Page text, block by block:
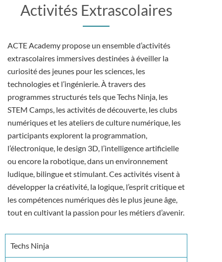
Activités Extrascolaires
ACTE Academy propose un ensemble d’activités
extrascolaires immersives destinées à éveiller la
curiosité des jeunes pour les sciences, les
technologies et l’ingénierie. À travers des
programmes structurés tels que Techs Ninja, les
STEM Camps, les activités de découverte, les clubs
numériques et les ateliers de culture numérique, les
participants explorent la programmation,
l’électronique, le design 3D, l’intelligence artificielle
ou encore la robotique, dans un environnement
ludique, bilingue et stimulant. Ces activités visent à
développer la créativité, la logique, l’esprit critique et
les compétences numériques dès le plus jeune âge,
tout en cultivant la passion pour les métiers d’avenir.
Techs Ninja